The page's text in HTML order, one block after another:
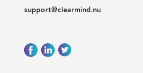
support@clearmind.nu